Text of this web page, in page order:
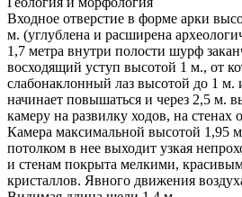
Входное отверстие в форме арки
м. (углублена и расширена
1,7 метра внутри полости шурф
восходящий уступ высотой 1 м., от
слабонаклонный лаз высотой до 1 м.
начинает повышаться и через 2,5 м.
камеру на развилку ходов, на стенах
Камера максимальной высотой 1,95
потолком в нее выходит узкая
и стенам покрыта мелкими,
кристаллов. Явного движения